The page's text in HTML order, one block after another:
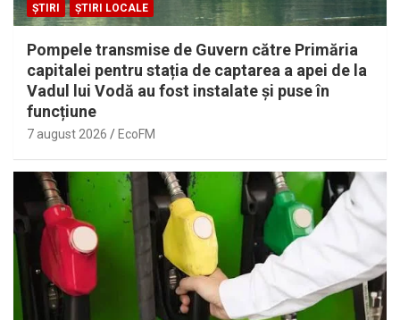
ȘTIRI ȘTIRI LOCALE
Pompele transmise de Guvern către Primăria
capitalei pentru stația de captarea a apei de la
Vadul lui Vodă au fost instalate și puse în
funcțiune
7 august 2026 EcoFM